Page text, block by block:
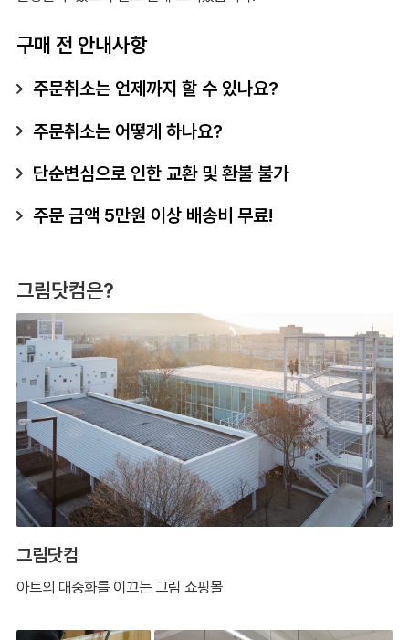
구매 전 안내사항
주문취소는 언제까지 할 수 있나요?
주문취소는 어떻게 하나요?
단순변심으로 인한 교환 및 환불 불가
주문 금액 5만원 이상 배송비 무료!
그림닷컴은?
그림닷컴
아트의 대중화를 이끄는 그림 쇼핑몰